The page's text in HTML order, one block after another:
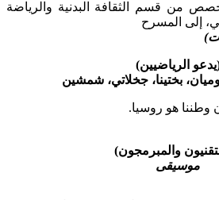
من قسم الثقافة البدنية والرياضة
إلى المسرح
الرياضيين)
بختينا، جخلاتي، شمشين
وطننا هو روسيا.
موسيقى